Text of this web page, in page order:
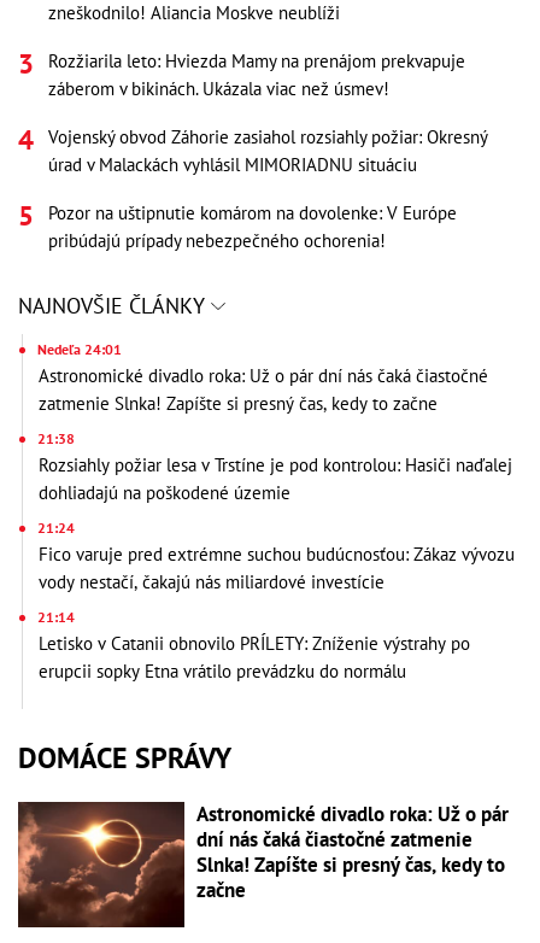
zneškodnilo! Aliancia Moskve neublíži
Rozžiarila leto: Hviezda Mamy na prenájom prekvapuje
záberom v bikinách. Ukázala viac než úsmev!
Vojenský obvod Záhorie zasiahol rozsiahly požiar: Okresný
úrad v Malackách vyhlásil MIMORIADNU situáciu
Pozor na uštipnutie komárom na dovolenke: V Európe
pribúdajú prípady nebezpečného ochorenia!
NAJNOVŠIE ČLÁNKY
Nedeľa 24:01
Astronomické divadlo roka: Už o pár dní nás čaká čiastočné
zatmenie Slnka! Zapíšte si presný čas, kedy to začne
21:38
Rozsiahly požiar lesa v Trstíne je pod kontrolou: Hasiči naďalej
dohliadajú na poškodené územie
21:24
Fico varuje pred extrémne suchou budúcnosťou: Zákaz vývozu
vody nestačí, čakajú nás miliardové investície
21:14
Letisko v Catanii obnovilo PRÍLETY: Zníženie výstrahy po
erupcii sopky Etna vrátilo prevádzku do normálu
DOMÁCE SPRÁVY
Astronomické divadlo roka: Už o pár
dní nás čaká čiastočné zatmenie
Slnka! Zapíšte si presný čas, kedy to
začne